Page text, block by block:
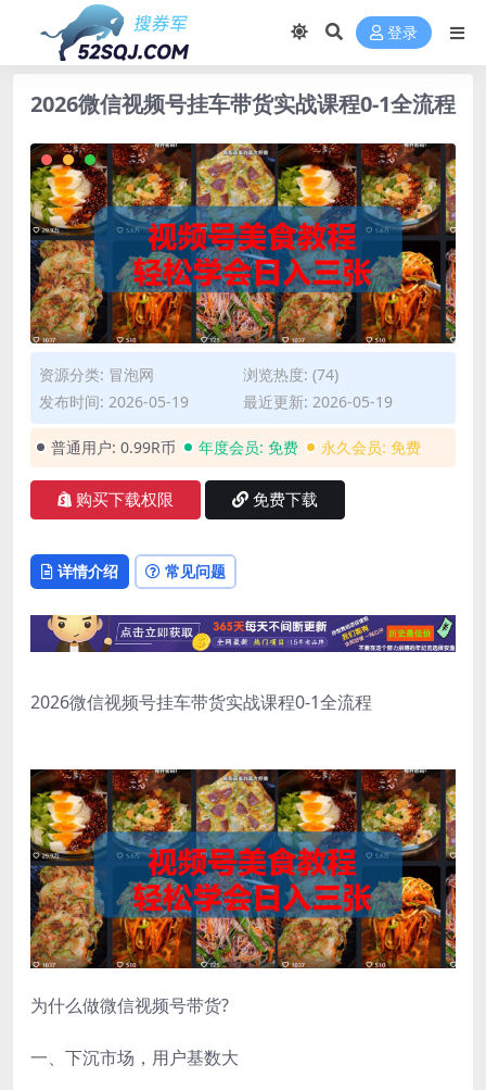
登录
2026微信视频号挂车带货实战课程0-1全流程
资源分类: 冒泡网
浏览热度: (74)
发布时间: 2026-05-19
最近更新: 2026-05-19
普通用户: 0.99R币 年度会员: 免费 永久会员: 免费
购买下载权限 免费下载
详情介绍 常见问题
2026微信视频号挂车带货实战课程0-1全流程
为什么做微信视频号带货?
一、下沉市场，用户基数大